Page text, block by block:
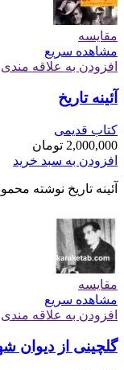
مقایسه
مشاهده سریع
افزودن به علاقه مندی
آئینه تاریخ
کتاب قدیمی
2,000,000 تومان
افزودن به سبد خرید
آئینه تاریخ نوشته
مقایسه
مشاهده سریع
افزودن به علاقه مندی
گلچینی از دیوان